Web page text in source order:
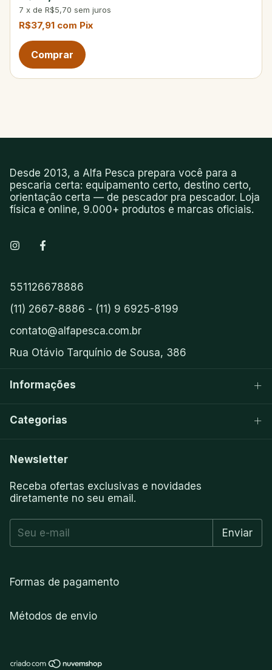
7 x de R$5,70 sem juros
R$37,91 com Pix
Desde 2013, a Alfa Pesca prepara você para a
pescaria certa: equipamento certo, destino certo,
orientação certa — de pescador pra pescador. Loja
física e online, 9.000+ produtos e marcas oficiais.
551126678886
(11) 2667-8886 - (11) 9 6925-8199
contato@alfapesca.com.br
Rua Otávio Tarquínio de Sousa, 386
Informações
Categorias
Newsletter
Receba ofertas exclusivas e novidades
diretamente no seu email.
Formas de pagamento
Métodos de envio